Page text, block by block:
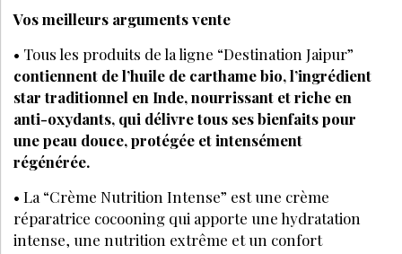
Vos meilleurs arguments vente
• Tous les produits de la ligne “Destination Jaipur”
contiennent de l’huile de carthame bio, l’ingrédient
star traditionnel en Inde, nourrissant et riche en
anti-oxydants, qui délivre tous ses bienfaits pour
une peau douce, protégée et intensément
régénérée.
• La “Crème Nutrition Intense” est une crème
réparatrice cocooning qui apporte une hydratation
intense, une nutrition extrême et un confort